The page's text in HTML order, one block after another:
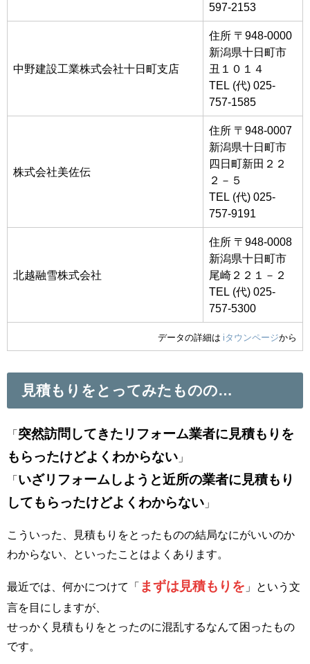
597-2153
中野建設工業株式会社十日町支店
住所 〒948-0000
新潟県十日町市
丑１０１４
TEL (代) 025-
757-1585
株式会社美佐伝
住所 〒948-0007
新潟県十日町市
四日町新田２２
２－５
TEL (代) 025-
757-9191
北越融雪株式会社
住所 〒948-0008
新潟県十日町市
尾崎２２１－２
TEL (代) 025-
757-5300
データの詳細は iタウンページから
見積もりをとってみたものの…
「 突然訪問してきたリフォーム業者に見積もりを
もらったけどよくわからない 」
「 いざリフォームしようと近所の業者に見積もり
してもらったけどよくわからない 」
こういった、見積もりをとったものの結局なにがいいのか
わからない、といったことはよくあります。
最近では、何かにつけて「 まずは見積もりを 」という文
言を目にしますが、
せっかく見積もりをとったのに混乱するなんて困ったもの
です。